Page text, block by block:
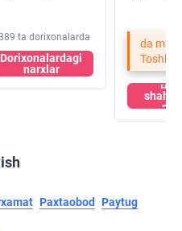
ta dorixonalarda
Dorixonalardagi
narxlar
tabletka)
da
Paxtaobod Paytug